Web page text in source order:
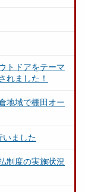
トドアをテーマ
れました！
地域で棚田オー
いました
制度の実施状況